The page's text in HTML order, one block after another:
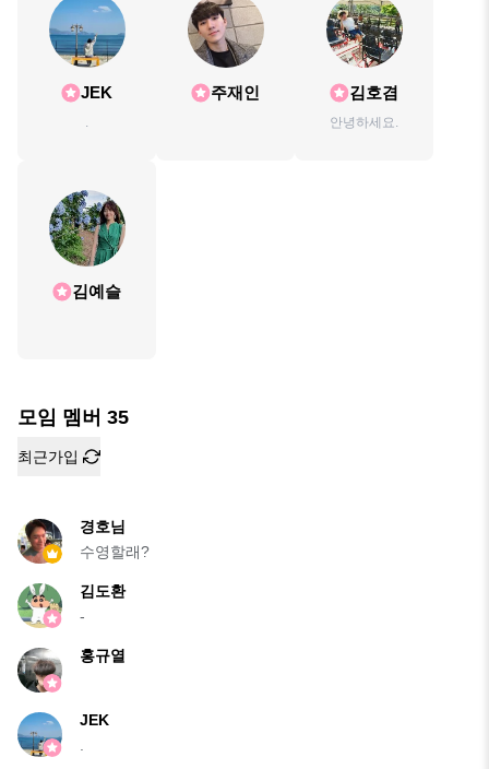
JEK
.
주재인 김호겸
안녕하세요.
김예슬
모임 멤버 35
최근가입
경호님
수영할래?
김도환
-
홍규열
JEK